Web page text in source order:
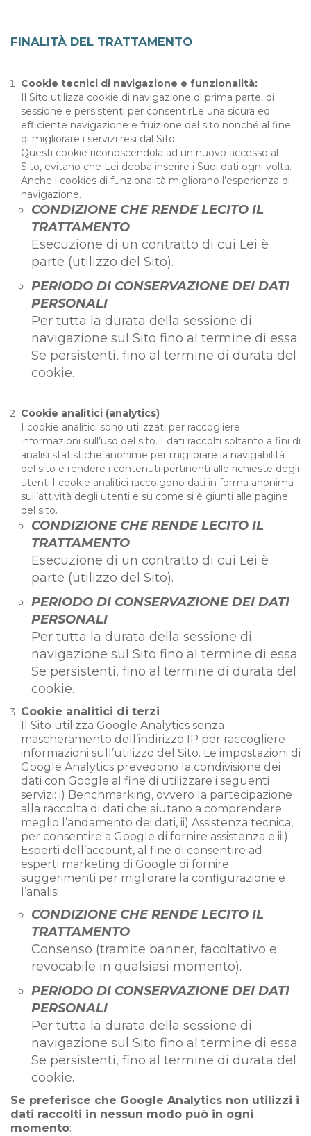
FINALITÀ DEL TRATTAMENTO
Cookie tecnici di navigazione e funzionalità:
Il Sito utilizza cookie di navigazione di prima parte, di
sessione e persistenti per consentirLe una sicura ed
efficiente navigazione e fruizione del sito nonché al fine
di migliorare i servizi resi dal Sito.
Questi cookie riconoscendola ad un nuovo accesso al
Sito, evitano che Lei debba inserire i Suoi dati ogni volta.
Anche i cookies di funzionalità migliorano l’esperienza di
navigazione.
CONDIZIONE CHE RENDE LECITO IL
TRATTAMENTO
Esecuzione di un contratto di cui Lei è
parte (utilizzo del Sito).
PERIODO DI CONSERVAZIONE DEI DATI
PERSONALI
Per tutta la durata della sessione di
navigazione sul Sito fino al termine di essa.
Se persistenti, fino al termine di durata del
cookie.
Cookie analitici (analytics)
I cookie analitici sono utilizzati per raccogliere
informazioni sull’uso del sito. I dati raccolti soltanto a fini di
analisi statistiche anonime per migliorare la navigabilità
del sito e rendere i contenuti pertinenti alle richieste degli
utenti.I cookie analitici raccolgono dati in forma anonima
sull’attività degli utenti e su come si è giunti alle pagine
del sito.
CONDIZIONE CHE RENDE LECITO IL
TRATTAMENTO
Esecuzione di un contratto di cui Lei è
parte (utilizzo del Sito).​
PERIODO DI CONSERVAZIONE DEI DATI
PERSONALI
Per tutta la durata della sessione di
navigazione sul Sito fino al termine di essa.
Se persistenti, fino al termine di durata del
cookie.
Cookie analitici di terzi
Il Sito utilizza Google Analytics senza
mascheramento dell’indirizzo IP per raccogliere
informazioni sull’utilizzo del Sito. Le impostazioni di
Google Analytics prevedono la condivisione dei
dati con Google al fine di utilizzare i seguenti
servizi: i) Benchmarking, ovvero la partecipazione
alla raccolta di dati che aiutano a comprendere
meglio l’andamento dei dati, ii) Assistenza tecnica,
per consentire a Google di fornire assistenza e iii)
Esperti dell’account, al fine di consentire ad
esperti marketing di Google di fornire
suggerimenti per migliorare la configurazione e
l’analisi.
CONDIZIONE CHE RENDE LECITO IL
TRATTAMENTO
Consenso (tramite banner, facoltativo e
revocabile in qualsiasi momento).​
PERIODO DI CONSERVAZIONE DEI DATI
PERSONALI
Per tutta la durata della sessione di
navigazione sul Sito fino al termine di essa.
Se persistenti, fino al termine di durata del
cookie.
Se preferisce che Google Analytics non utilizzi i
dati raccolti in nessun modo può in ogni
momento: